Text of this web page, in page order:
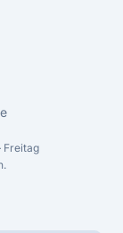
Freitag